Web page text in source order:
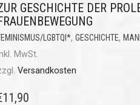
GESCHICHTE DER
LGBTQI*, GESCHICHTE,
MwSt.
Versandkosten
11,90